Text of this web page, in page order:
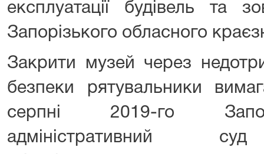
експлуатації будівель та
Запорізького обласного
Закрити музей через
безпеки рятувальники
серпні 2019-го